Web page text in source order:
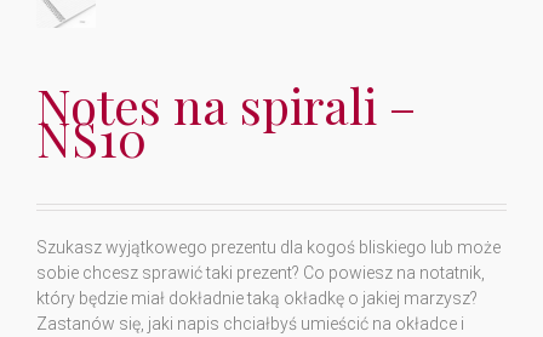
Notes na spirali –
NS10
Szukasz wyjątkowego prezentu dla kogoś bliskiego lub może
sobie chcesz sprawić taki prezent? Co powiesz na notatnik,
który będzie miał dokładnie taką okładkę o jakiej marzysz?
Zastanów się, jaki napis chciałbyś umieścić na okładce i